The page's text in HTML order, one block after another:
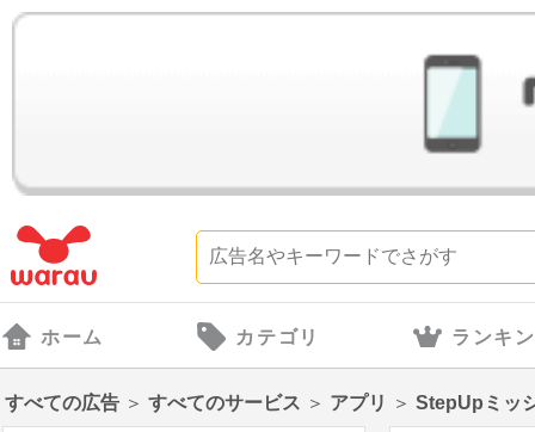
ホーム カテゴリ ランキ
すべての広告 ＞ すべてのサービス ＞ アプリ ＞ StepUpミッ